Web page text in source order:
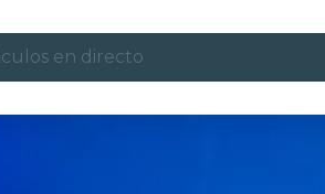
en directo